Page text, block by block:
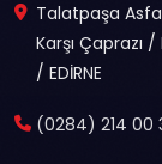
Talatpaşa
Karşı Çaprazı
/ EDİRNE
(0284) 214 00